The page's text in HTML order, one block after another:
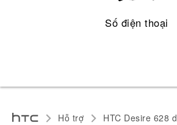
Số điện thoại
Hỗ trợ HTC Desire 628